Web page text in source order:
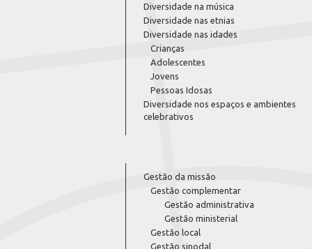
Diversidade na música
Diversidade nas etnias
Diversidade nas idades
Crianças
Adolescentes
Jovens
Pessoas Idosas
Diversidade nos espaços e ambientes
celebrativos
Gestão da missão
Gestão complementar
Gestão administrativa
Gestão ministerial
Gestão local
Gestão sinodal